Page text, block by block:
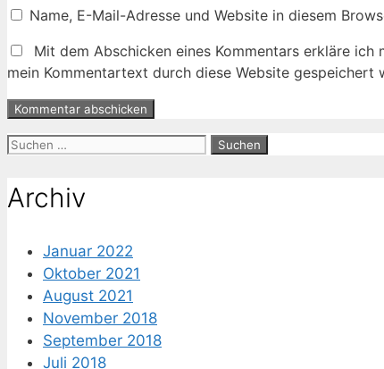
Adresse
Name, E-Mail-Adresse und Website in diesem
Mit dem Abschicken eines Kommentars erkläre
mein Kommentartext durch diese Website
Suche
Archiv
Januar 2022
Oktober 2021
August 2021
November 2018
September 2018
Juli 2018